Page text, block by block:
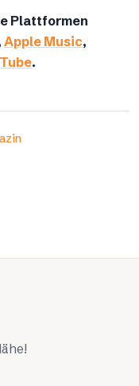
Plattformen
Apple Music,
.